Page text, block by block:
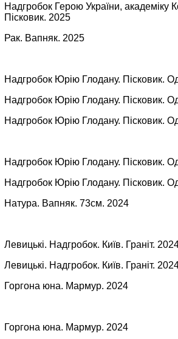
Надгробок Герою України, академіку
Пісковик. 2025
Рак. Вапняк. 2025
Надгробок Юрію Глодану. Пісковик.
Надгробок Юрію Глодану. Пісковик.
Надгробок Юрію Глодану. Пісковик.
Надгробок Юрію Глодану. Пісковик.
Надгробок Юрію Глодану. Пісковик.
Натура. Вапняк. 73см. 2024
Левицькі. Надгробок. Київ. Граніт.
Левицькі. Надгробок. Київ. Граніт.
Горгона юна. Мармур. 2024
Горгона юна. Мармур. 2024